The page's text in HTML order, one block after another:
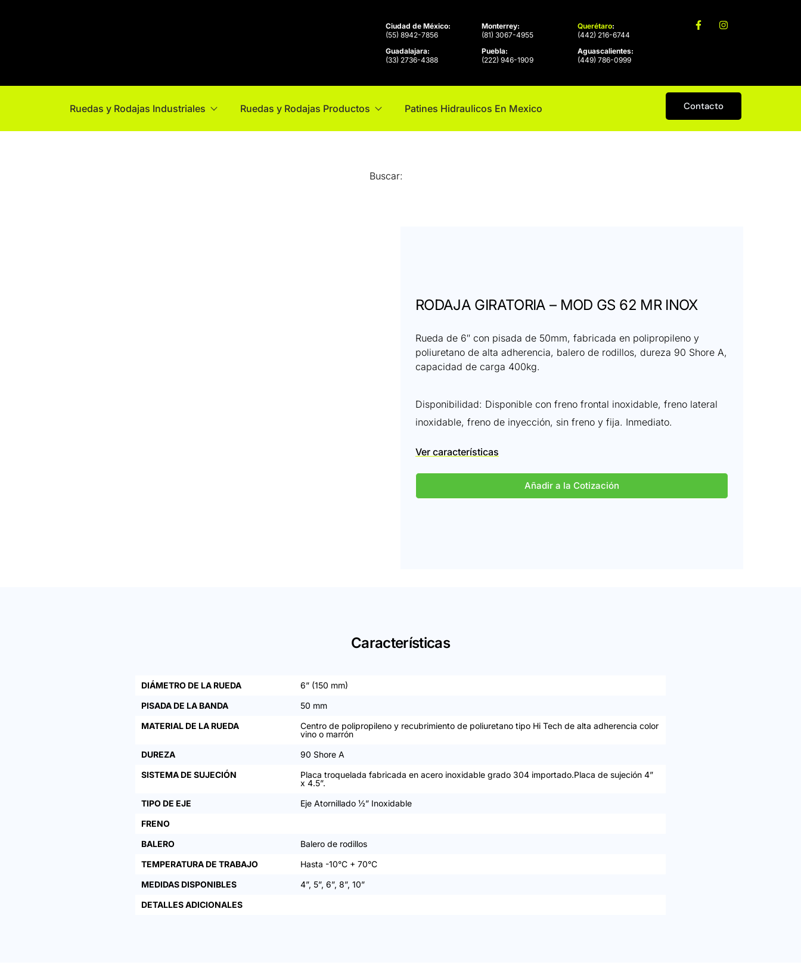
Ciudad de México:
(55) 8942-7856
Guadalajara:
(33) 2736-4388
Monterrey:
(81) 3067-4955
Puebla:
(222) 946-1909
Querétaro:
(442) 216-6744
Aguascalientes:
(449) 786-0999
Ruedas y Rodajas Industriales Ruedas y Rodajas Productos Patines Hidraulicos En Mexico Contacto
Buscar:
RODAJA GIRATORIA – MOD GS 62 MR INOX
Rueda de 6″ con pisada de 50mm, fabricada en polipropileno y
poliuretano de alta adherencia, balero de rodillos, dureza 90 Shore A,
capacidad de carga 400kg.
Disponibilidad: Disponible con freno frontal inoxidable, freno lateral
inoxidable, freno de inyección, sin freno y fija. Inmediato.
Ver características
Añadir a la Cotización
Características
DIÁMETRO DE LA RUEDA
6” (150 mm)
PISADA DE LA BANDA
50 mm
MATERIAL DE LA RUEDA
Centro de polipropileno y recubrimiento de poliuretano tipo Hi Tech de alta adherencia color
vino o marrón
DUREZA
90 Shore A
SISTEMA DE SUJECIÓN
Placa troquelada fabricada en acero inoxidable grado 304 importado.Placa de sujeción 4”
x 4.5”.
TIPO DE EJE
Eje Atornillado ½” Inoxidable
FRENO
BALERO
Balero de rodillos
TEMPERATURA DE TRABAJO
Hasta -10°C + 70°C
MEDIDAS DISPONIBLES
4”, 5”, 6”, 8”, 10”
DETALLES ADICIONALES